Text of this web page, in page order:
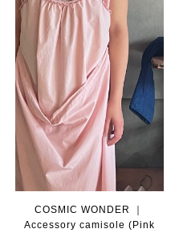
COSMIC WONDER ｜
Accessory camisole (Pink